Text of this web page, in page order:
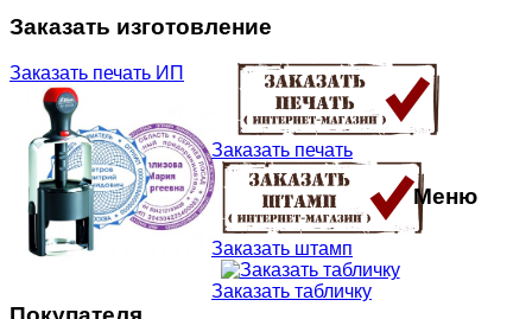
Заказать изготовление
Заказать печать ИП
Заказать печать
Заказать штамп
Заказать табличку
Меню